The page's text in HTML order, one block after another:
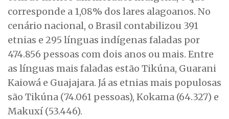
corresponde a 1,08% dos lares alagoanos. No
cenário nacional, o Brasil contabilizou 391
etnias e 295 línguas indígenas faladas por
474.856 pessoas com dois anos ou mais. Entre
as línguas mais faladas estão Tikúna, Guarani
Kaiowá e Guajajara. Já as etnias mais populosas
são Tikúna (74.061 pessoas), Kokama (64.327) e
Makuxí (53.446).